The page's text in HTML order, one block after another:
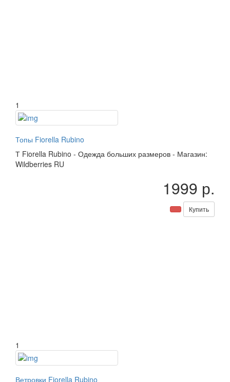
1
Топы Fiorella Rubino
Т Fiorella Rubino - Одежда больших размеров - Магазин:
Wildberries RU
1999 р.
Купить
1
Ветровки Fiorella Rubino